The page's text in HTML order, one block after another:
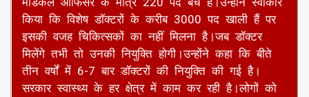
किया कि विशेष डॉक्टरों के करीब 3000 पद खाली हैं पर
इसकी वजह चिकित्सकों का नहीं मिलना है।जब डॉक्टर
मिलेंगे तभी तो उनकी नियुक्ति होगी।उन्होंने कहा कि बीते
तीन वर्षों में 6-7 बार डॉक्टरों की नियुक्ति की गई है।
सरकार स्वास्थ्य के हर क्षेत्र में काम कर रही है।लोगों को